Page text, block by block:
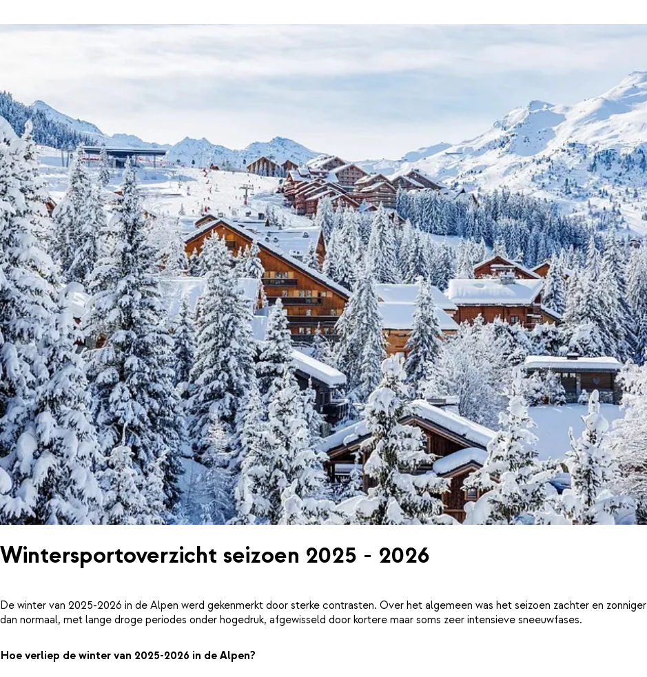
Wintersportoverzicht seizoen 2025 - 2026
De winter van 2025-2026 in de Alpen werd gekenmerkt door sterke contrasten. Over het algemeen was het seizoen zachter en zonniger
dan normaal, met lange droge periodes onder hogedruk, afgewisseld door kortere maar soms zeer intensieve sneeuwfases.
Hoe verliep de winter van 2025-2026 in de Alpen?